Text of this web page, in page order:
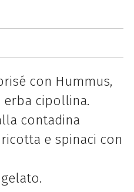
con Hummus,
cipollina.
contadina
e spinaci con